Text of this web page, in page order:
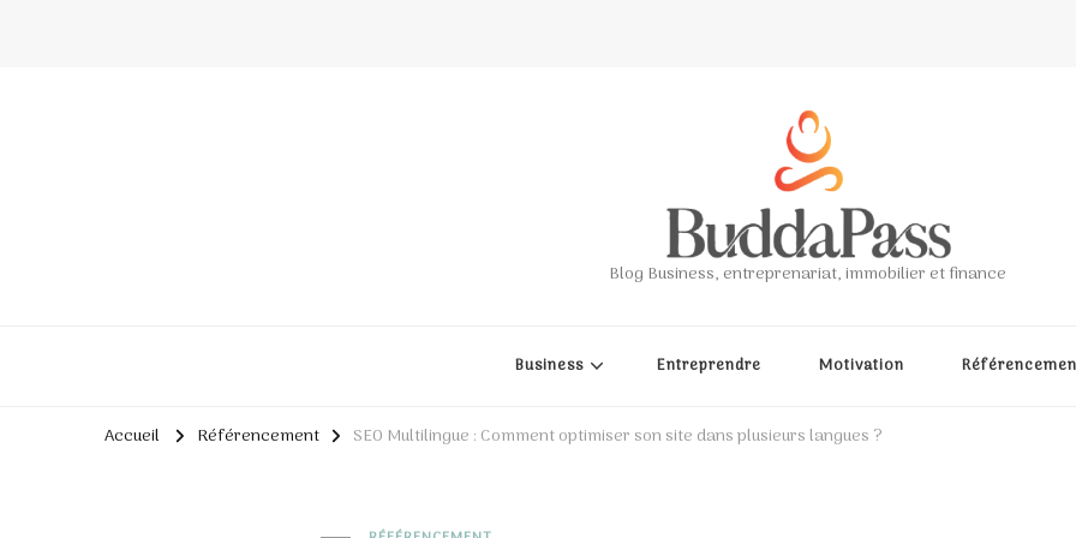
Blog Business, entreprenariat, immobilier et finance
Business Entreprendre Motivation
Accueil Référencement SEO Multilingue : Comment optimiser son site dans plusieurs langues ?